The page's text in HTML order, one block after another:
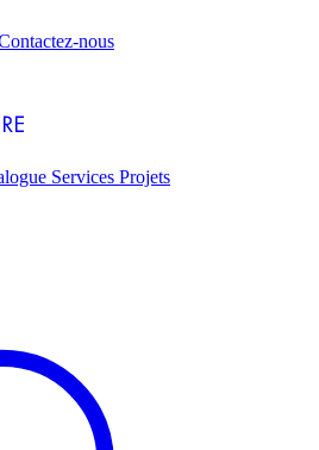
nous
Services Projets